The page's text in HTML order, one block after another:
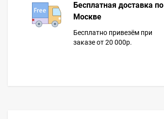
Бесплатная доставка по
Москве
Бесплатно привезём при
заказе от 20 000р.